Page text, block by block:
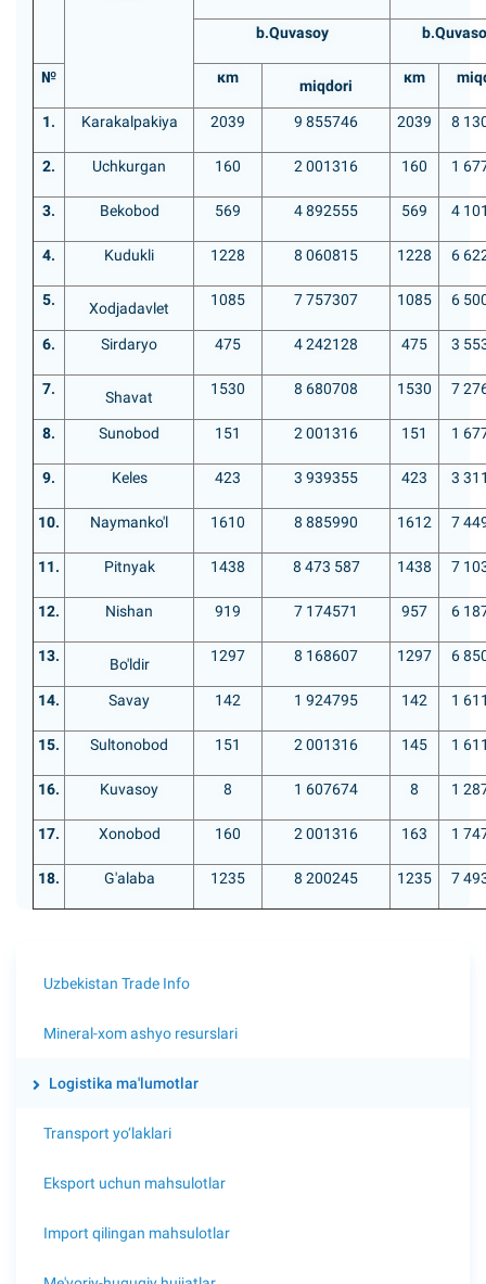
b.Quvasoy
№ кm miqdori кm
1. Karakalpakiya 2039 9 855746 2039 8
2. Uchkurgan 160 2 001316 160 1
3. Bekobod 569 4 892555 569 4
4. Kudukli 1228 8 060815 1228 6
5. Xodjadavlet 1085 7 757307 1085 6
6. Sirdaryo 475 4 242128 475 3
7. Shavat 1530 8 680708 1530 7
8. Sunobod 151 2 001316 151 1
9. Keles 423 3 939355 423 3
10. Naymanko'l 1610 8 885990 1612 7
11. Pitnyak 1438 8 473 587 1438 7
12. Nishan 919 7 174571 957 6
13. Bo'ldir 1297 8 168607 1297 6
14. Savay 142 1 924795 142 1
15. Sultonobod 151 2 001316 145 1
16. Kuvasoy 8 1 607674 8 1
17. Xonobod 160 2 001316 163 1
18. G'alaba 1235 8 200245 1235 7
Uzbekistan Trade Info
Mineral-xom ashyo resurslari
Logistika ma'lumotlar
Transport yo‘laklari
Eksport uchun mahsulotlar
Import qilingan mahsulotlar